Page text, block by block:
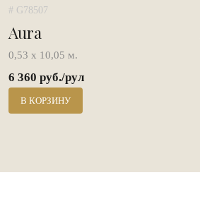
# G78507
Aura
0,53 х 10,05 м.
6 360 руб./рул
В КОРЗИНУ